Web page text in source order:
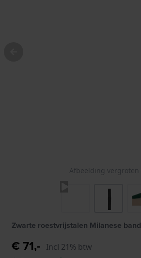
Afbeelding vergroten
Zwarte roestvrijstalen Milanese band
€ 71,- Incl 21% btw